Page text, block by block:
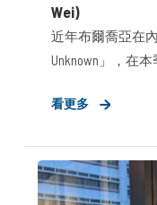
Wei)
近年布爾喬亞在
Unknown」，在
多的公關人生中
揮影響力的路子
看更多